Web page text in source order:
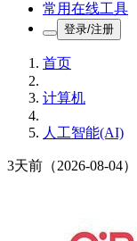
常用在线工具
登录/注册
首页
计算机
人工智能(AI)
3天前 （2026-08-04）